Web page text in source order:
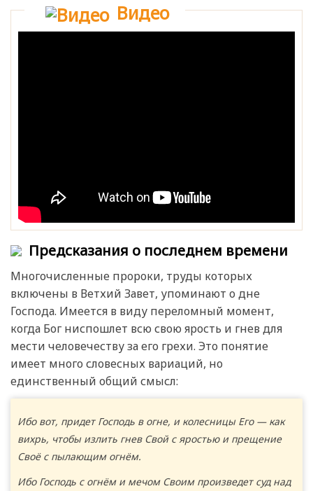
Видео
Предсказания о последнем времени
Многочисленные пророки, труды которых
включены в Ветхий Завет, упоминают о дне
Господа. Имеется в виду переломный момент,
когда Бог ниспошлет всю свою ярость и гнев для
мести человечеству за его грехи. Это понятие
имеет много словесных вариаций, но
единственный общий смысл:
Ибо вот, придет Господь в огне, и колесницы Его — как
вихрь, чтобы излить гнев Свой с яростью и прещение
Своё с пылающим огнём.
Ибо Господь с огнём и мечом Своим произведет суд над